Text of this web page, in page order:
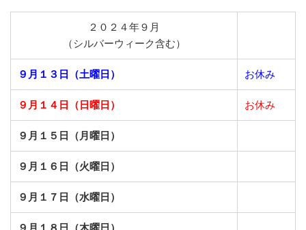
２０２４年９月
（シルバーウィーク含む）
９月１３日（土曜日） お休み
９月１４日（日曜日） お休み
９月１５日（月曜日）
９月１６日（火曜日）
９月１７日（水曜日）